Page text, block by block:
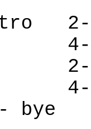
4-
2-
4-
bye